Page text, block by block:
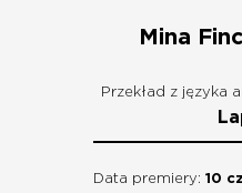
Mina
Przekład z języka
Data premiery: 10